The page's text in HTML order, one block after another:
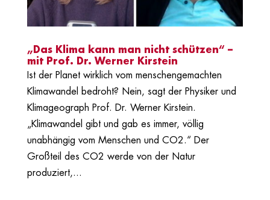
„Das Klima kann man nicht schützen“ –
mit Prof. Dr. Werner Kirstein
Ist der Planet wirklich vom menschengemachten
Klimawandel bedroht? Nein, sagt der Physiker und
Klimageograph Prof. Dr. Werner Kirstein.
„Klimawandel gibt und gab es immer, völlig
unabhängig vom Menschen und CO2.“ Der
Großteil des CO2 werde von der Natur
produziert,...